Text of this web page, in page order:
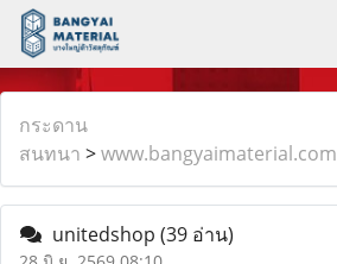
กระดาน
สนทนา >www.bangyaimaterial.com
unitedshop (39 อ่าน)